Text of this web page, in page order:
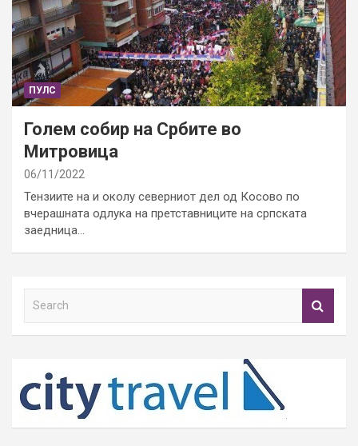
ПУЛС
Голем собир на Србите во
Митровица
06/11/2022
Тензиите на и околу северниот дел од Косово по
вчерашната одлука на претставниците на српската
заедница…
h